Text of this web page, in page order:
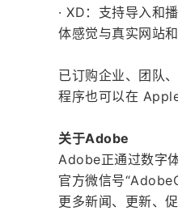
· XD：支持导入和
体感觉与真实网站
已订购企业、团队
程序也可以在
关于Adobe
Adobe正通过数字
官方微信号
更多新闻、更新、